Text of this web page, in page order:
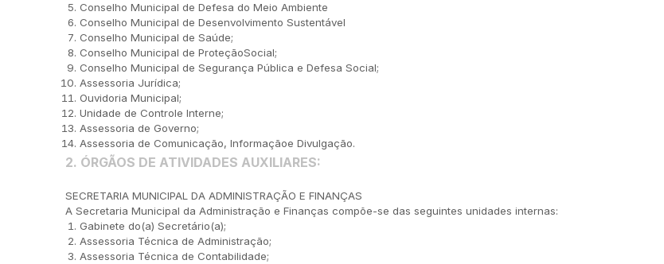
Conselho Municipal de Defesa do Meio Ambiente
Conselho Municipal de Desenvolvimento Sustentável
Conselho Municipal de Saúde;
Conselho Municipal de ProteçãoSocial;
Conselho Municipal de Segurança Pública e Defesa Social;
Assessoria Jurídica;
Ouvidoria Municipal;
Unidade de Controle Interne;
Assessoria de Governo;
Assessoria de Comunicação, Informaçãoe Divulgação.
2. ÓRGÃOS DE ATIVIDADES AUXILIARES:
SECRETARIA MUNICIPAL DA ADMINISTRAÇÃO E FINANÇAS
A Secretaria Municipal da Administração e Finanças compõe-se das seguintes unidades internas:
Gabinete do(a) Secretário(a);
Assessoria Técnica de Administração;
Assessoria Técnica de Contabilidade;